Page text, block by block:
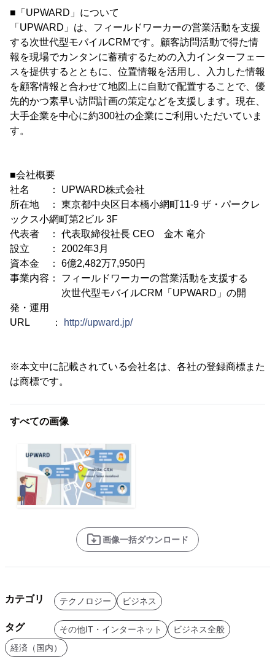
■「UPWARD」について
「UPWARD」は、フィールドワーカーの営業活動を支援
する次世代型モバイルCRMです。顧客訪問活動で得た情
報を現場でカンタンに蓄積するための入力インターフェー
スを提供するとともに、位置情報を活用し、入力した情報
を顧客情報と合わせて地図上に自動で配置することで、優
先的かつ素早い訪問計画の策定などを支援します。現在、
大手企業を中心に約300社の企業にご利用いただいていま
す。
■会社概要
社名 ： UPWARD株式会社
所在地 ： 東京都中央区日本橋小網町11-9 ザ・パークレ
ックス小網町第2ビル 3F
代表者 ： 代表取締役社長 CEO 金木 竜介
設立 ： 2002年3月
資本金 ： 6億2,482万7,950円
事業内容： フィールドワーカーの営業活動を支援する
次世代型モバイルCRM「UPWARD」の開
発・運用
URL ：
http://upward.jp/
※本文中に記載されている会社名は、各社の登録商標また
は商標です。
すべての画像
画像一括ダウンロード
カテゴリ テクノロジー ビジネス
タグ その他IT・インターネット
ビジネス全般
経済（国内）